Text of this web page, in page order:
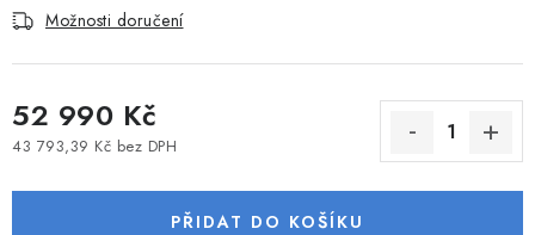
KATAMARÁNY - PONTON BOAT
PŘÍSLUŠENSTVÍ K ČLUNŮM
PŘÍSLUŠENSTVÍ K MOTORŮM
Možnosti doručení
52 990 Kč
43 793,39 Kč bez DPH
PŘIDAT DO KOŠÍKU